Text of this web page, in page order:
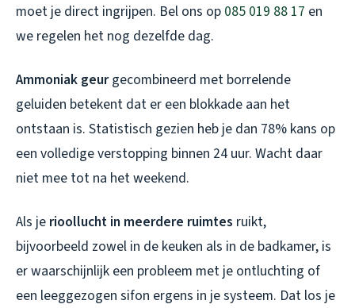
moet je direct ingrijpen. Bel ons op 085 019 88 17 en
we regelen het nog dezelfde dag.
Ammoniak geurgecombineerd met borrelende
geluiden betekent dat er een blokkade aan het
ontstaan is. Statistisch gezien heb je dan 78% kans op
een volledige verstopping binnen 24 uur. Wacht daar
niet mee tot na het weekend.
Als je rioollucht in meerdere ruimtes ruikt,
bijvoorbeeld zowel in de keuken als in de badkamer, is
er waarschijnlijk een probleem met je ontluchting of
een leeggezogen sifon ergens in je systeem. Dat los je